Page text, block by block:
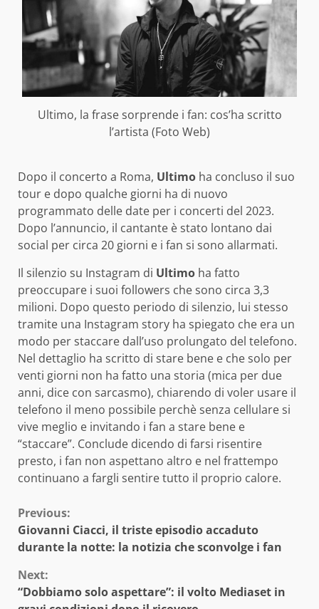
Ultimo, la frase sorprende i fan: cos’ha scritto
l’artista (Foto Web)
Dopo il concerto a Roma, Ultimo ha concluso il suo
tour e dopo qualche giorni ha di nuovo
programmato delle date per i concerti del 2023.
Dopo l’annuncio, il cantante è stato lontano dai
social per circa 20 giorni e i fan si sono allarmati.
Il silenzio su Instagram di Ultimo ha fatto
preoccupare i suoi followers che sono circa 3,3
milioni. Dopo questo periodo di silenzio, lui stesso
tramite una Instagram story ha spiegato che era un
modo per staccare dall’uso prolungato del telefono.
Nel dettaglio ha scritto di stare bene e che solo per
venti giorni non ha fatto una storia (mica per due
anni, dice con sarcasmo), chiarendo di voler usare il
telefono il meno possibile perchè senza cellulare si
vive meglio e invitando i fan a stare bene e
“staccare”. Conclude dicendo di farsi risentire
presto, i fan non aspettano altro e nel frattempo
continuano a fargli sentire tutto il proprio calore.
Continue
Reading
Previous:
Giovanni Ciacci, il triste episodio accaduto
durante la notte: la notizia che sconvolge i fan
Next:
“Dobbiamo solo aspettare”: il volto Mediaset in